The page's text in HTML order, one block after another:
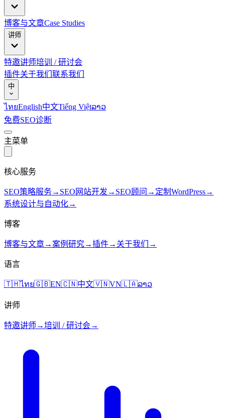
博客与文章Case Studies
讲师
特邀讲师培训 / 研讨会
插件关于我们 联系我们
中
ไทยEnglish中文Tiếng Việtລາວ
免费SEO诊断
主菜单
核心服务
SEO策略服务→ SEO网站开发 → SEO顾问 → 定制WordPress→
系统设计与自动化→
博客
博客与文章→案例研究→插件→ 关于我们 →
语言
🇹🇭ไทย🇬🇧EN🇨🇳中文🇻🇳VN🇱🇦ລາວ
讲师
特邀讲师 →培训 / 研讨会→